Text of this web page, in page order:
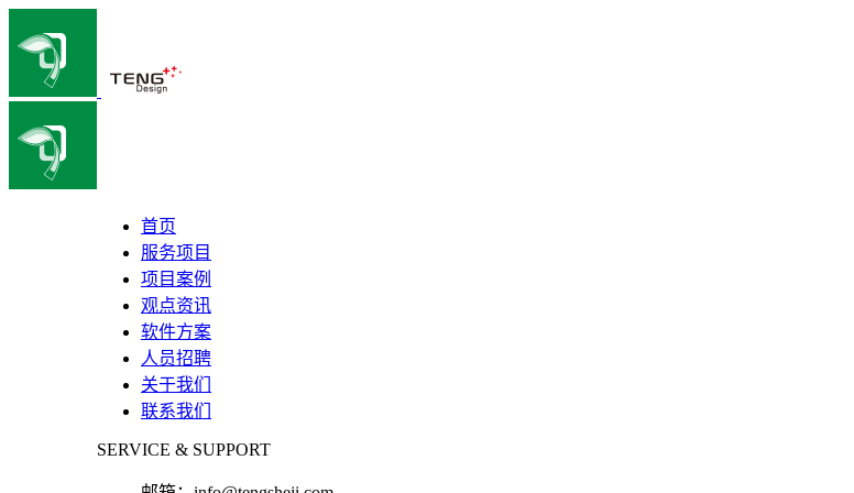
首页
服务项目
项目案例
观点资讯
软件方案
人员招聘
关于我们
联系我们
SERVICE & SUPPORT